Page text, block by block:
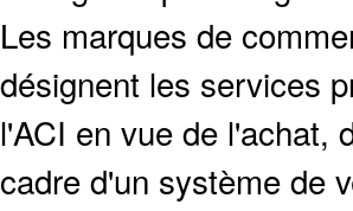
Les marques de
désignent les services
l'ACI en vue de l'achat,
cadre d'un système de